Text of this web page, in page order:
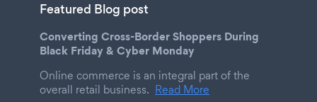
Featured Blog post
Converting Cross-Border Shoppers During
Black Friday & Cyber Monday
Online commerce is an integral part of the
overall retail business. Read More